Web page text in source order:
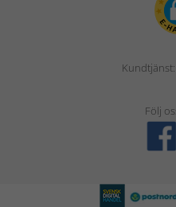
Kundtjänst:
Följ